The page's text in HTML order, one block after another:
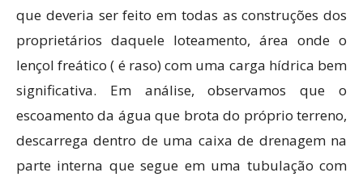
que deveria ser feito em todas as construções dos
proprietários daquele loteamento, área onde o
lençol freático ( é raso) com uma carga hídrica bem
significativa. Em análise, observamos que o
escoamento da água que brota do próprio terreno,
descarrega dentro de uma caixa de drenagem na
parte interna que segue em uma tubulação com